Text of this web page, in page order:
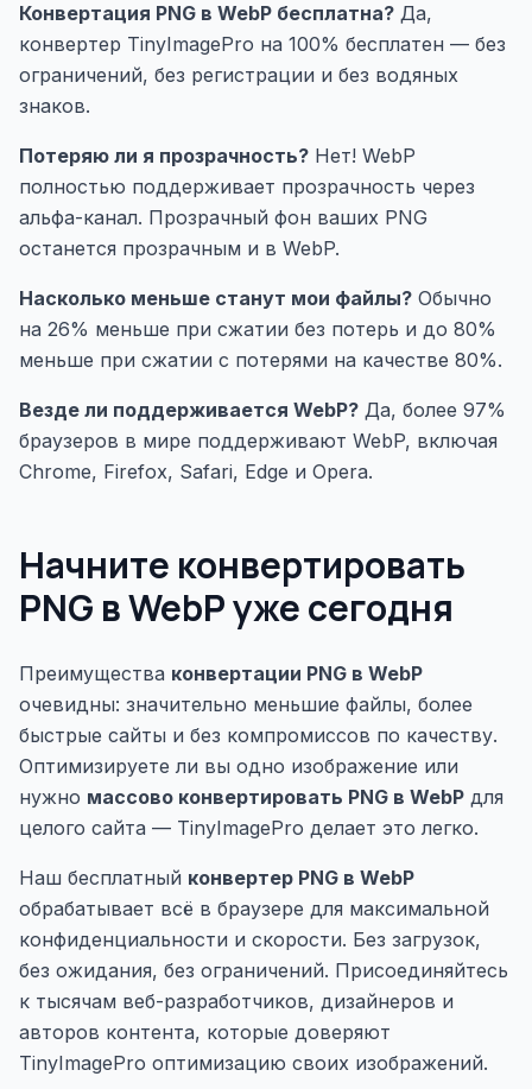
Конвертация PNG в WebP бесплатна? Да,
конвертер TinyImagePro на 100% бесплатен — без
ограничений, без регистрации и без водяных
знаков.
Потеряю ли я прозрачность? Нет! WebP
полностью поддерживает прозрачность через
альфа-канал. Прозрачный фон ваших PNG
останется прозрачным и в WebP.
Насколько меньше станут мои файлы? Обычно
на 26% меньше при сжатии без потерь и до 80%
меньше при сжатии с потерями на качестве 80%.
Везде ли поддерживается WebP? Да, более 97%
браузеров в мире поддерживают WebP, включая
Chrome, Firefox, Safari, Edge и Opera.
Начните конвертировать
PNG в WebP уже сегодня
Преимущества конвертации PNG в WebP
очевидны: значительно меньшие файлы, более
быстрые сайты и без компромиссов по качеству.
Оптимизируете ли вы одно изображение или
нужно массово конвертировать PNG в WebP для
целого сайта — TinyImagePro делает это легко.
Наш бесплатный конвертер PNG в WebP
обрабатывает всё в браузере для максимальной
конфиденциальности и скорости. Без загрузок,
без ожидания, без ограничений. Присоединяйтесь
к тысячам веб-разработчиков, дизайнеров и
авторов контента, которые доверяют
TinyImagePro оптимизацию своих изображений.